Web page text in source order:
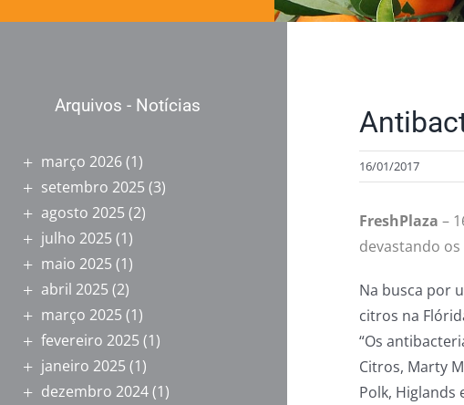
16/01/2017
FreshPlaza –
devastando
Na busca por
citros na
“Os
Citros, Marty
Polk, Higlands
Arquivos - Notícias
março 2026(1)
setembro 2025 (3)
agosto 2025 (2)
julho 2025 (1)
maio 2025 (1)
abril 2025 (2)
março 2025 (1)
fevereiro 2025 (1)
janeiro 2025 (1)
dezembro 2024(1)